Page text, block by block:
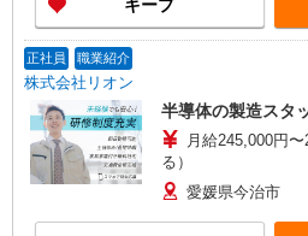
キープ
正社員 職業紹介
株式会社リオン
半導体の製造スタ
月給245,000円
る）
愛媛県今治市